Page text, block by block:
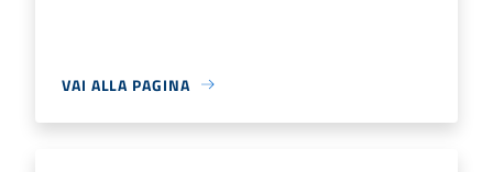
VAI ALLA PAGINA